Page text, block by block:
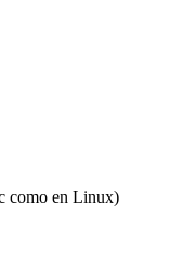
como en Linux)